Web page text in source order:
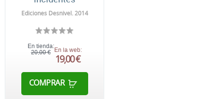
Ediciones Desnivel. 2014
En tienda:
20,00 € En la web:
19,00 €
COMPRAR